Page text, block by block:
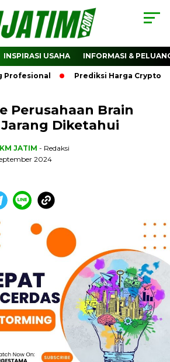
INSPIRASI USAHA INFORMASI &
Prediksi Harga Crypto Bitcoin:
Perusahaan Brain
Diketahui
JATIM - Redaksi
2024